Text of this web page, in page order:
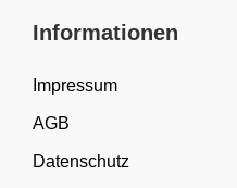
Informationen
Impressum
AGB
Datenschutz